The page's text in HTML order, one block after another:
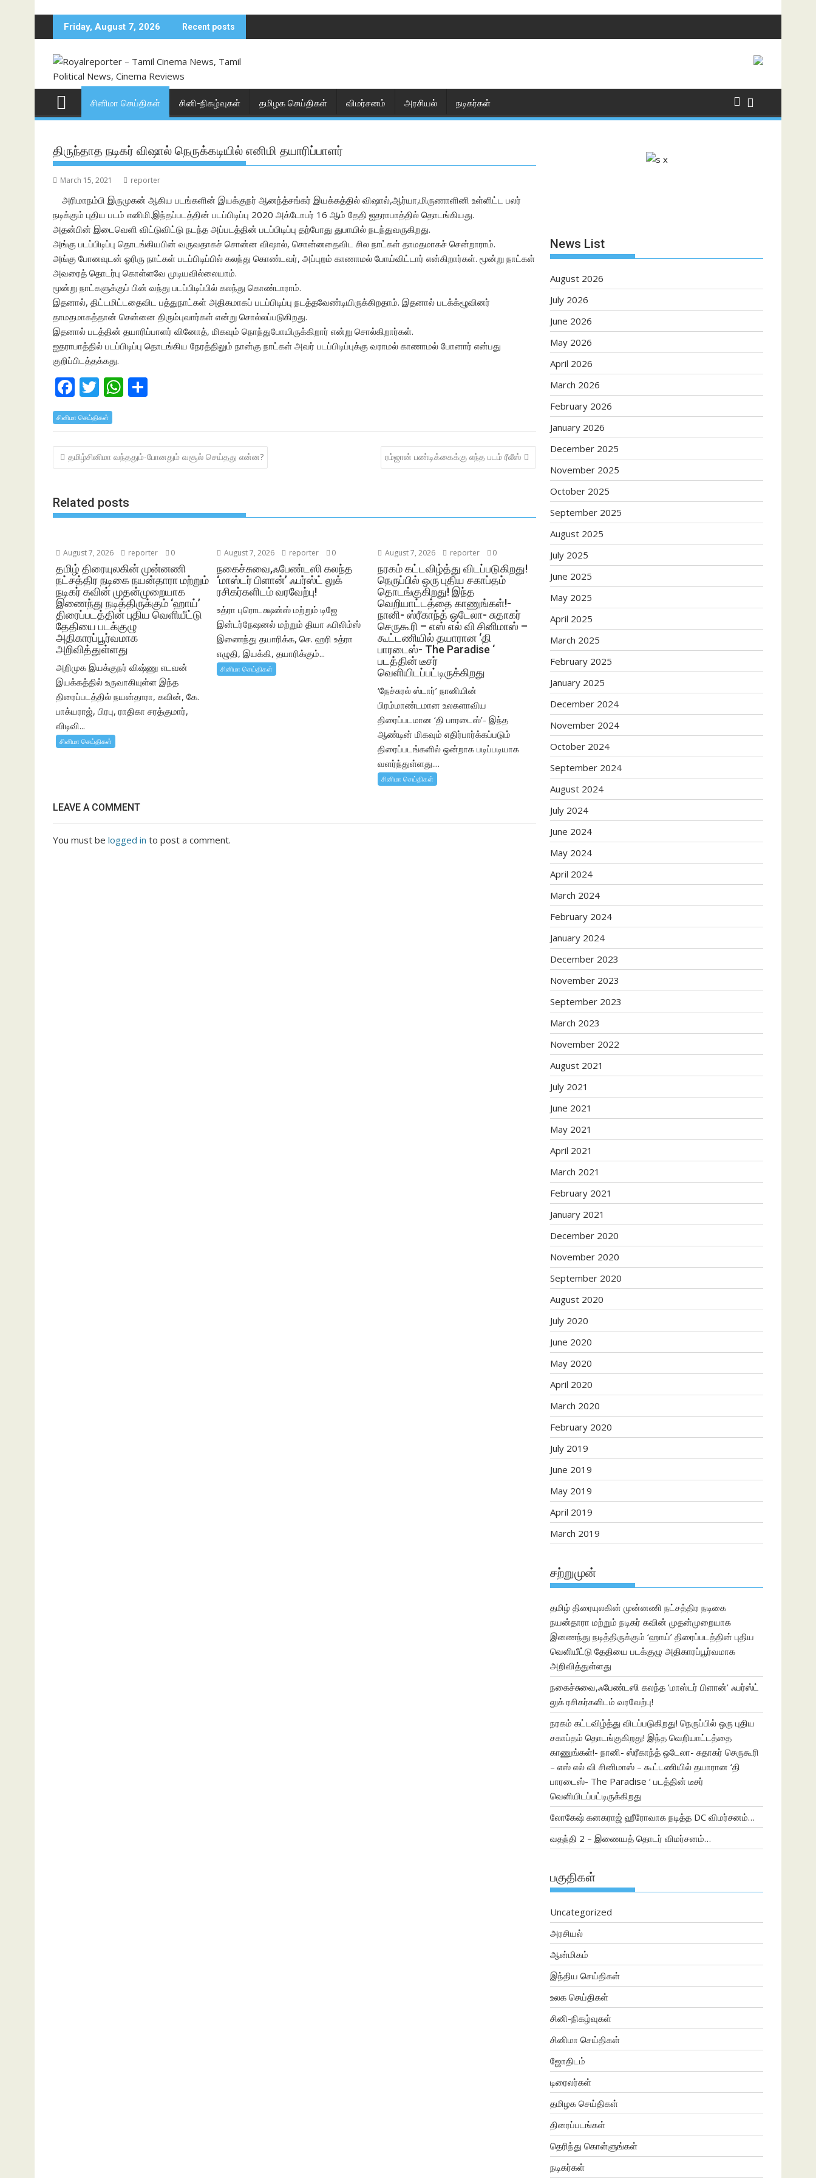
content
Friday, August 7, 2026 Recent posts
சினிமா செய்திகள் சினி-நிகழ்வுகள் தமிழக செய்திகள் விமர்சனம் அரசியல் நடிகர்கள்
திருந்தாத நடிகர் விஷால் நெருக்கடியில் எனிமி தயாரிப்பாளர்
March 15, 2021 reporter
அரிமாநம்பி இருமுகன் ஆகிய படங்களின் இயக்குநர் ஆனந்த்சங்கர் இயக்கத்தில் விஷால்,ஆர்யா,மிருணாளினி உள்ளிட்ட பலர்
நடிக்கும் புதிய படம் எனிமி.இந்தப்படத்தின் படப்பிடிப்பு 2020 அக்டோபர் 16 ஆம் தேதி ஐதராபாத்தில் தொடங்கியது.
அதன்பின் இடைவெளி விட்டுவிட்டு நடந்த அப்படத்தின் படப்பிடிப்பு தற்போது துபாயில் நடந்துவருகிறது.
அங்கு படப்பிடிப்பு தொடங்கியபின் வருவதாகச் சொன்ன விஷால், சொன்னதைவிட சில நாட்கள் தாமதமாகச் சென்றாராம்.
அங்கு போனவுடன் ஓரிரு நாட்கள் படப்பிடிப்பில் கலந்து கொண்டவர், அப்புறம் காணாமல் போய்விட்டார் என்கிறார்கள். மூன்று நாட்கள்
அவரைத் தொடர்பு கொள்ளவே முடியவில்லையாம்.
மூன்று நாட்களுக்குப் பின் வந்து படப்பிடிப்பில் கலந்து கொண்டாராம்.
இதனால், திட்டமிட்டதைவிட பத்துநாட்கள் அதிகமாகப் படப்பிடிப்பு நடத்தவேண்டியிருக்கிறதாம். இதனால் படக்க்ழூவினர்
தாமதமாகத்தான் சென்னை திரும்புவார்கள் என்று சொல்லப்படுகிறது.
இதனால் படத்தின் தயாரிப்பாளர் வினோத், மிகவும் நொந்துபோயிருக்கிறார் என்று சொல்கிறார்கள்.
ஐதராபாத்தில் படப்பிடிப்பு தொடங்கிய நேரத்திலும் நான்கு நாட்கள் அவர் படப்பிடிப்புக்கு வராமல் காணாமல் போனார் என்பது
குறிப்பிடத்தக்கது.
F
ac
e
b
o
k
T
w
itt
er
W
at
s
A
p
ar
e
சினிமா செய்திகள்
Post
navigation
தமிழ்சினிமா வந்ததும்-போனதும் வசூல் செய்தது என்ன? ரம்ஜான் பண்டிக்கைக்கு எந்த படம் ரீலீஸ்
Related posts
August 7, 2026 reporter 0
தமிழ் திரையுலகின் முன்னணி
நட்சத்திர நடிகை நயன்தாரா மற்றும்
நடிகர் கவின் முதன்முறையாக
இணைந்து நடித்திருக்கும் ‘ஹாய்’
திரைப்படத்தின் புதிய வெளியீட்டு
தேதியை படக்குழு
அதிகாரப்பூர்வமாக
அறிவித்துள்ளது
அறிமுக இயக்குநர் விஷ்ணு எடவன்
இயக்கத்தில் உருவாகியுள்ள இந்த
திரைப்படத்தில் நயன்தாரா, கவின், கே.
பாக்யராஜ், பிரபு, ராதிகா சரத்குமார்,
விடிவி...
சினிமா செய்திகள்
August 7, 2026 reporter 0
நகைச்சுவை,ஃபேண்டஸி கலந்த
‘மாஸ்டர் பிளான்’ ஃபர்ஸ்ட் லுக்
ரசிகர்களிடம் வரவேற்பு!
உத்ரா புரொடக்ஷன்ஸ் மற்றும் டிஜே
இன்டர்நேஷனல் மற்றும் தியா ஃபிலிம்ஸ்
இணைந்து தயாரிக்க, செ. ஹரி உத்ரா
எழுதி, இயக்கி, தயாரிக்கும்...
சினிமா செய்திகள்
August 7, 2026 reporter 0
நரகம் கட்டவிழ்த்து விடப்படுகிறது!
நெருப்பில் ஒரு புதிய சகாப்தம்
தொடங்குகிறது! இந்த
வெறியாட்டத்தை காணுங்கள்!-
நானி- ஸ்ரீகாந்த் ஒடேலா- சுதாகர்
செருகூரி – எஸ் எல் வி சினிமாஸ் –
கூட்டணியில் தயாரான ‘தி
பாரடைஸ்- The Paradise ‘
படத்தின் டீசர்
வெளியிடப்பட்டிருக்கிறது
‘நேச்சுரல் ஸ்டார்’ நானியின்
பிரம்மாண்டமான உலகளாவிய
திரைப்படமான ‘தி பாரடைஸ்’- இந்த
ஆண்டின் மிகவும் எதிர்பார்க்கப்படும்
திரைப்படங்களில் ஒன்றாக படிப்படியாக
வளர்ந்துள்ளது....
சினிமா செய்திகள்
LEAVE A COMMENT
You must be logged in to post a comment.
News List
August 2026
July 2026
June 2026
May 2026
April 2026
March 2026
February 2026
January 2026
December 2025
November 2025
October 2025
September 2025
August 2025
July 2025
June 2025
May 2025
April 2025
March 2025
February 2025
January 2025
December 2024
November 2024
October 2024
September 2024
August 2024
July 2024
June 2024
May 2024
April 2024
March 2024
February 2024
January 2024
December 2023
November 2023
September 2023
March 2023
November 2022
August 2021
July 2021
June 2021
May 2021
April 2021
March 2021
February 2021
January 2021
December 2020
November 2020
September 2020
August 2020
July 2020
June 2020
May 2020
April 2020
March 2020
February 2020
July 2019
June 2019
May 2019
April 2019
March 2019
சற்றுமுன்
தமிழ் திரையுலகின் முன்னணி நட்சத்திர நடிகை
நயன்தாரா மற்றும் நடிகர் கவின் முதன்முறையாக
இணைந்து நடித்திருக்கும் ‘ஹாய்’ திரைப்படத்தின் புதிய
வெளியீட்டு தேதியை படக்குழு அதிகாரப்பூர்வமாக
அறிவித்துள்ளது
நகைச்சுவை,ஃபேண்டஸி கலந்த ‘மாஸ்டர் பிளான்’ ஃபர்ஸ்ட்
லுக் ரசிகர்களிடம் வரவேற்பு!
நரகம் கட்டவிழ்த்து விடப்படுகிறது! நெருப்பில் ஒரு புதிய
சகாப்தம் தொடங்குகிறது! இந்த வெறியாட்டத்தை
காணுங்கள்!- நானி- ஸ்ரீகாந்த் ஒடேலா- சுதாகர் செருகூரி
– எஸ் எல் வி சினிமாஸ் – கூட்டணியில் தயாரான ‘தி
பாரடைஸ்- The Paradise ‘ படத்தின் டீசர்
வெளியிடப்பட்டிருக்கிறது
லோகேஷ் கனகராஜ் ஹீரோவாக நடித்த DC விமர்சனம்…
வதந்தி 2 – இணையத் தொடர் விமர்சனம்…
பகுதிகள்
Uncategorized
அரசியல்
ஆன்மிகம்
இந்திய செய்திகள்
உலக செய்திகள்
சினி-நிகழ்வுகள்
சினிமா செய்திகள்
ஜோதிடம்
டிரைலர்கள்
தமிழக செய்திகள்
திரைப்படங்கள்
தெரிந்து கொள்ளுங்கள்
நடிகர்கள்